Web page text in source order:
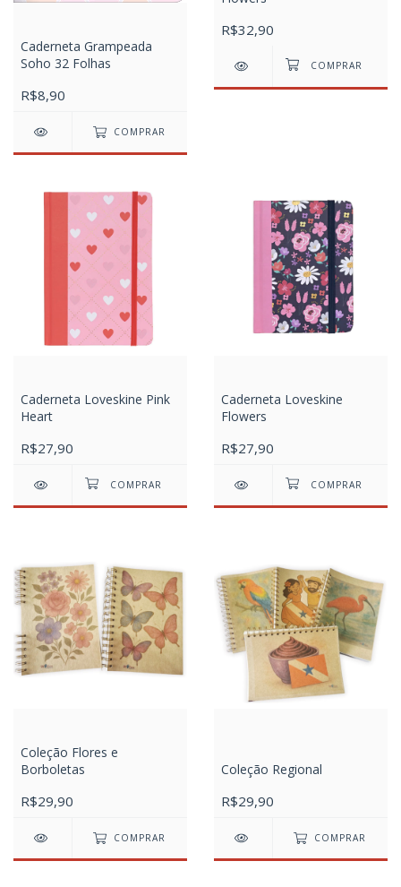
Caderneta Grampeada
Soho 32 Folhas
R$8,90
COMPRAR
R$32,90
Caderneta Loveskine Pink
Heart
R$27,90
Caderneta Loveskine
Flowers
R$27,90
Coleção Flores e
Borboletas
R$29,90
COMPRAR
Coleção Regional
R$29,90
COMPRAR